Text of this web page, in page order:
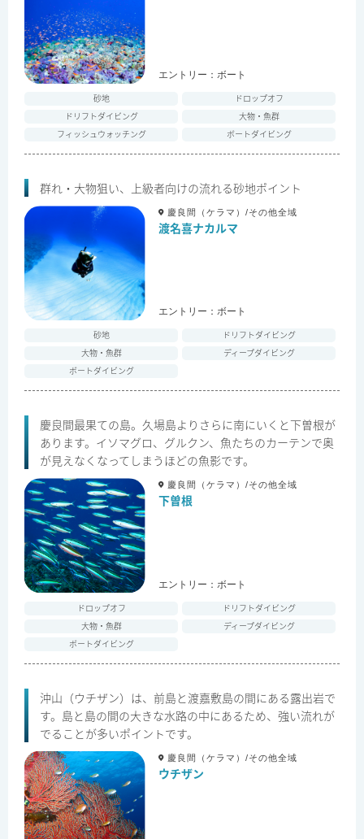
エントリー： ボート
砂地
ドロップオフ
ドリフトダイビング
大物・魚群
フィッシュウォッチング
ボートダイビング
群れ・大物狙い、上級者向けの流れる砂地ポイント
慶良間（ケラマ）/その他全域
渡名喜ナカルマ
エントリー： ボート
砂地
ドリフトダイビング
大物・魚群
ディープダイビング
ボートダイビング
慶良間最果ての島。久場島よりさらに南にいくと下曽根が
あります。イソマグロ、グルクン、魚たちのカーテンで奥
が見えなくなってしまうほどの魚影です。
慶良間（ケラマ）/その他全域
下曽根
エントリー： ボート
ドロップオフ
ドリフトダイビング
大物・魚群
ディープダイビング
ボートダイビング
沖山（ウチザン）は、前島と渡嘉敷島の間にある露出岩で
す。島と島の間の大きな水路の中にあるため、強い流れが
でることが多いポイントです。
慶良間（ケラマ）/その他全域
ウチザン